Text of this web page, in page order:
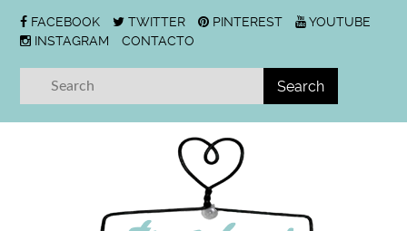
FACEBOOK TWITTER PINTEREST
YOUTUBE
INSTAGRAM
CONTACTO